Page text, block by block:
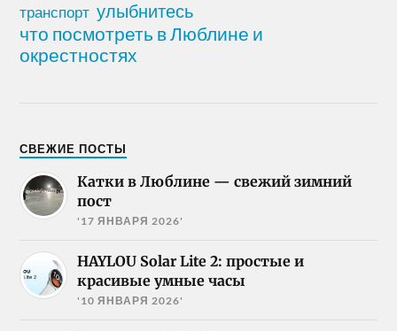
транспорт улыбнитесь
что посмотреть в Люблине и
окрестностях
СВЕЖИЕ ПОСТЫ
Катки в Люблине — свежий зимний
пост
'17 ЯНВАРЯ 2026'
HAYLOU Solar Lite 2: простые и
красивые умные часы
'10 ЯНВАРЯ 2026'